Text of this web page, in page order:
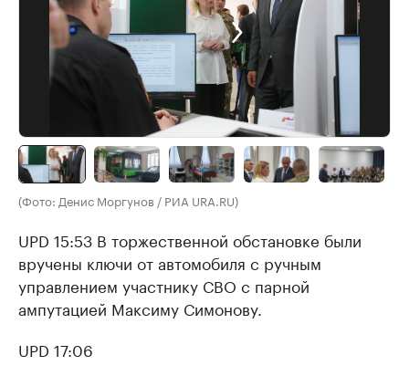
(Фото: Денис Моргунов / РИА URA.RU)
UPD 15:53 В торжественной обстановке были
вручены ключи от автомобиля с ручным
управлением участнику СВО с парной
ампутацией Максиму Симонову.
UPD 17:06